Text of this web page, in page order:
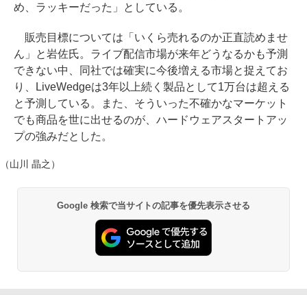
め、ラッキーだった」としている。
販売目標については「いくら売れるのか正直読めませ
ん」と岩佐氏。ライブ配信市場が来年どうなるかも予測
できない中、同社では確実に今後増える市場と捉えてお
り、LiveWedgeは3年以上続く製品として1万台は超える
と予測している。また、そういった不確かなマーケット
でも商品を世に出せるのが、ハードウェアスタートアッ
プの強みだとした。
（山川 晶之）
Google 検索で当サイトの記事を優先表示させる